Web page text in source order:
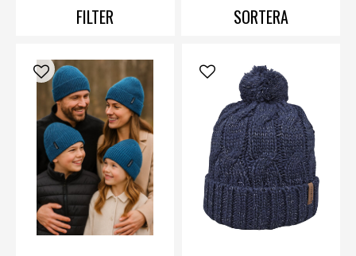
FILTER SORTERA